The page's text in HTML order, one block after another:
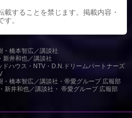
することを禁じます。掲載内容・
。
・橋本智広／講談社
新井和也／講談社
ハウス・NTV・D.N.ドリームパートナーズ
橋本智広／講談社・帝愛グループ 広報部
新井和也／講談社・ 帝愛グループ 広報部